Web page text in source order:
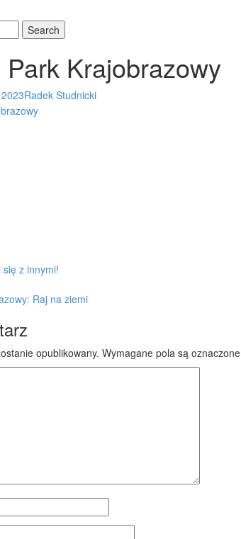
Krajobrazowy
Radek Studnicki
się z innymi!
Raj na ziemi
opublikowany. Wymagane pola są oznaczone